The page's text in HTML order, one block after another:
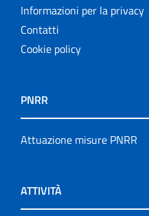
Informazioni per la privacy
Contatti
Cookie policy
PNRR
Attuazione misure PNRR
ATTIVITÀ